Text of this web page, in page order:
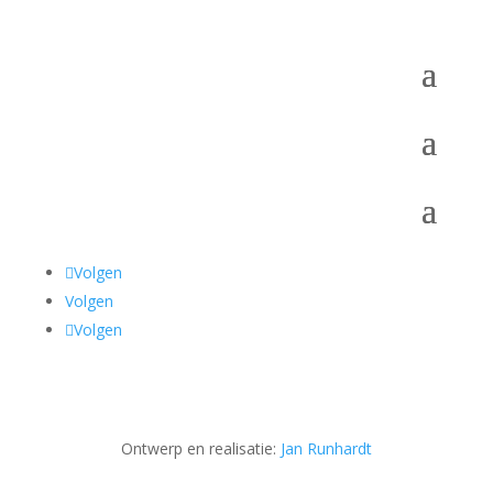
Volgen
Volgen
Volgen
Ontwerp en realisatie: Jan Runhardt